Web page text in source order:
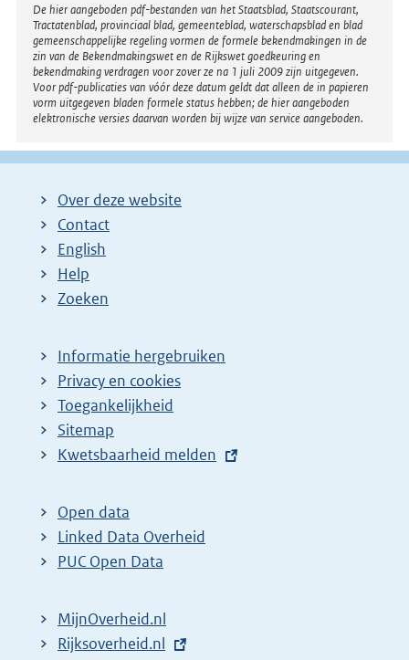
Disclaimer
De hier aangeboden pdf-bestanden van het Staatsblad, Staatscourant,
Tractatenblad, provinciaal blad, gemeenteblad, waterschapsblad en blad
gemeenschappelijke regeling vormen de formele bekendmakingen in de
zin van de Bekendmakingswet en de Rijkswet goedkeuring en
bekendmaking verdragen voor zover ze na 1 juli 2009 zijn uitgegeven.
Voor pdf-publicaties van vóór deze datum geldt dat alleen de in papieren
vorm uitgegeven bladen formele status hebben; de hier aangeboden
elektronische versies daarvan worden bij wijze van service aangeboden.
Over deze website
Contact
English
Help
Zoeken
Informatie hergebruiken
Privacy en cookies
Toegankelijkheid
Sitemap
E
t
e
r
l
i
Kwetsbaarheid melden
Open data
Linked Data Overheid
PUC Open Data
MijnOverheid.nl
E
Rijksoverheid.nl